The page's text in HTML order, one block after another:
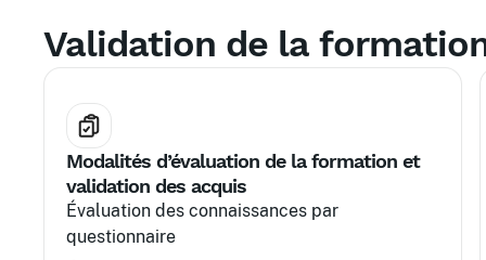
Validation de la
Modalités d’évaluation de la formation et
validation des acquis
Évaluation des connaissances par
questionnaire